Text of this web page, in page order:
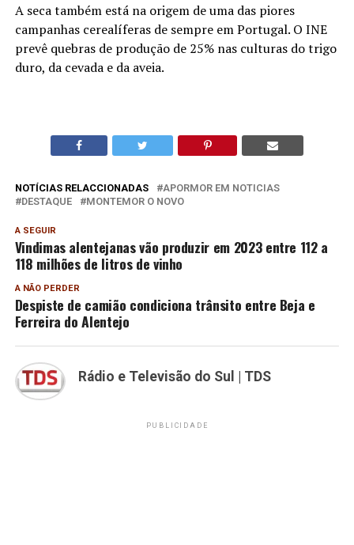
A seca também está na origem de uma das piores
campanhas cerealíferas de sempre em Portugal. O INE
prevê quebras de produção de 25% nas culturas do trigo
duro, da cevada e da aveia.
NOTÍCIAS RELACCIONADAS
APORMOR EM NOTICIAS
DESTAQUE
MONTEMOR O NOVO
A SEGUIR
Vindimas alentejanas vão produzir em 2023 entre 112 a
118 milhões de litros de vinho
A NÃO PERDER
Despiste de camião condiciona trânsito entre Beja e
Ferreira do Alentejo
Rádio e Televisão do Sul | TDS
PUBLICIDADE